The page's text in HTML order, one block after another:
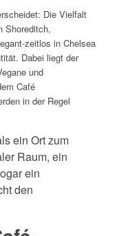
Die Vielfalt
Shoreditch,
zeitlos in Chelsea
Dabei liegt der
und
Café
in der Regel
ein Ort zum
Raum, ein
ein
den